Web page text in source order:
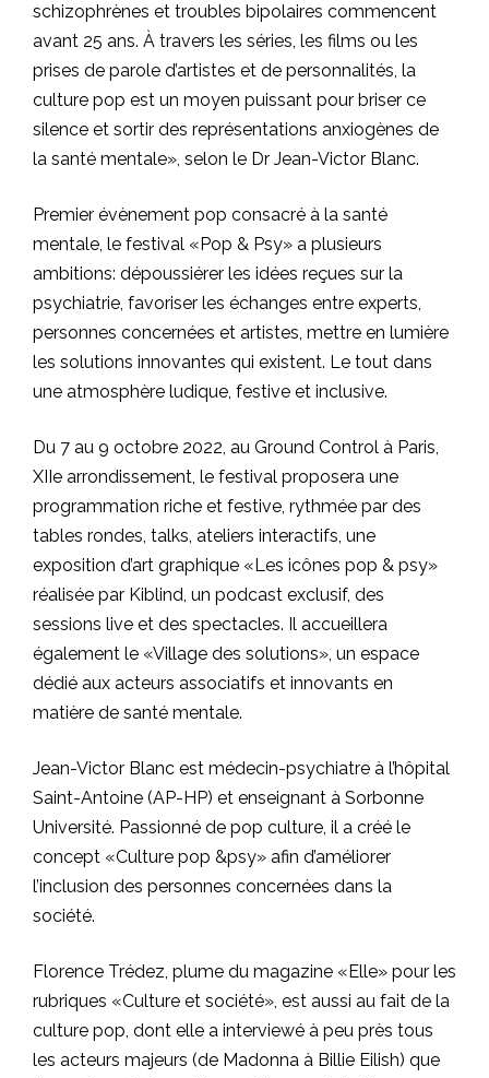
schizophrènes et troubles bipolaires commencent
avant 25 ans. À travers les séries, les films ou les
prises de parole d’artistes et de personnalités, la
culture pop est un moyen puissant pour briser ce
silence et sortir des représentations anxiogènes de
la santé mentale», selon le Dr Jean-Victor Blanc.
Premier évènement pop consacré à la santé
mentale, le festival «Pop & Psy» a plusieurs
ambitions: dépoussiérer les idées reçues sur la
psychiatrie, favoriser les échanges entre experts,
personnes concernées et artistes, mettre en lumière
les solutions innovantes qui existent. Le tout dans
une atmosphère ludique, festive et inclusive.
Du 7 au 9 octobre 2022, au Ground Control à Paris,
XIIe arrondissement, le festival proposera une
programmation riche et festive, rythmée par des
tables rondes, talks, ateliers interactifs, une
exposition d’art graphique «Les icônes pop & psy»
réalisée par Kiblind, un podcast exclusif, des
sessions live et des spectacles. Il accueillera
également le «Village des solutions», un espace
dédié aux acteurs associatifs et innovants en
matière de santé mentale.
Jean-Victor Blanc est médecin-psychiatre à l’hôpital
Saint-Antoine (AP-HP) et enseignant à Sorbonne
Université. Passionné de pop culture, il a créé le
concept «Culture pop &psy» afin d’améliorer
l’inclusion des personnes concernées dans la
société.
Florence Trédez, plume du magazine «Elle» pour les
rubriques «Culture et société», est aussi au fait de la
culture pop, dont elle a interviewé à peu près tous
les acteurs majeurs (de Madonna à Billie Eilish) que